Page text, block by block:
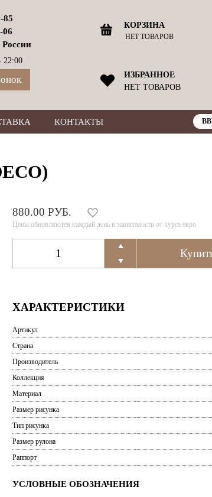
85
06
России
КОРЗИНА
НЕТ ТОВАРОВ
ИЗБРАННОЕ
НЕТ ТОВАРОВ
КОНТАКТЫ
880.00 РУБ.
Цены обновляются каждый день в зависимости от курса евро
ХАРАКТЕРИСТИКИ
Артикул
Страна
Производитель
Коллекция
Материал
Размер рисунка
Тип рисунка
Размер рулона
Раппорт
УСЛОВНЫЕ ОБОЗНАЧЕНИЯ